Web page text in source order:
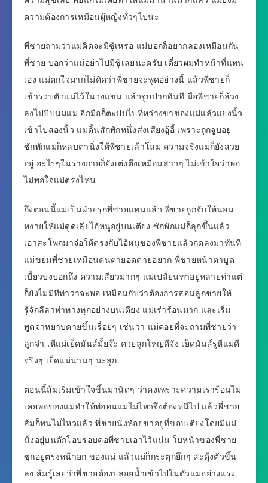
ความต้องการเหมือนผู้หญิงทั่วๆไปนะ
พี่ชายถามว่าแม่คิดจะมีชู้เหรอ แม่บอกก็อยากลองเหมือนกัน
พี่ชาย บอกว่าแม่อย่าไปมีชู้เลยนะครับ เดี๋ยวผมทำหน้าที่แทน
เอง แม่ตกใจมากไม่คิดว่าพี่ชายจะพูดอย่างนี้ แล้วพี่ชายก็
เข้ารวบตัวแม่ไว้ในวงแขน แล้วจูบปากทันที มือพี่ชายก็ล้วง
ลงไปบีบนมแม่ อีกมือก็ตะปบไปที่หว่างขาของแม่แล้วแยงนิ้ว
เข้าไปสองนิ้ว แม่ดิ้นสักพักหนึ่งส่งเสียงอู้อี้ เพราะถูกจูบอยู่
ซักพักแม่ก็หลบตานิ่งให้พี่ชายเล้าโลม ความจริงแม่ก็ยังสวย
อยู่ อะไรๆในร่างกายก็ยังเต่งตึงเหมือนสาวๆ ไม่เข้าใจว่าพ่อ
ไม่พอใจแม่ตรงไหน
ถึงตอนนี้แม่เป็นฝ่ายรุกพี่ชายแทนแล้ว พี่ชายถูกจับให้นอน
หงายให้แม่ดูดเลียไอ้หนูอยู่บนเตียง ซักพักแม่ก็ลุกขึ้นแล้ว
เอาสะโพกมาจ่อให้ตรงกับไอ้หนูของพี่ชายแล้วกดลงมาทันที
แม่ขย่มพี่ชายเหมือนคนตายอดตายอยาก พี่ชายหน้าตาบูด
เบี้ยวบ่งบอกถึง ความเสียวมากๆ แม่เปลี่ยนท่าอยู่หลายท่าแต่
ก็ยังไม่มีทีท่าว่าจะพอ เหมือนกับว่าต้องการสอนลูกชายให้
รู้จักลีลาท่าทางทุกอย่างบนเตียง แม่เร่าร้อนมาก และเริ่ม
พูดจาหยาบคายขึ้นเรื่อยๆ เช่นว่า แม่คอยที่จะถามพี่ชายว่า
ลูกจ๋า…หีแม่เย็ดมันส์มั้ยจ๊ะ ควยลูกใหญ่ดีจัง เย็ดมันส์รูหีแม่ดี
จริงๆ เย็ดแม่นานๆ นะลูก
ตอนนี้ส้มเริ่มเข้าใจขึ้นมานิดๆ ว่าคงเพราะความเร่าร้อนไม่
เคยพอของแม่ทำให้พ่อทนแม่ไม่ไหวจึงต้องหนีไป แล้วพี่ชาย
ส้มก็ทนไม่ไหวแล้ว พี่ชายนั่งห้อยขาอยู่ที่ขอบเตียงโดยมีแม่
นั่งอยู่บนตักโอบรอบคอพี่ชายเอาไว้แน่น ใบหน้าของพี่ชาย
ซุกอยู่ตรงหน้าอก ของแม่ แล้วแม่ก็กระตุกยึกๆ สะดุ้งตัวขึ้น
ลง ส้มรู้เลยว่าพี่ชายต้องปล่อยน้ำเข้าไปในตัวแม่อย่างแรง